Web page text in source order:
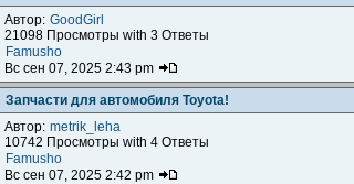
Автор: GoodGirl
21098 Просмотры with 3 Ответы
Famusho
Вс сен 07, 2025 2:43 pm
Запчасти для автомобиля Toyota!
Автор: metrik_leha
10742 Просмотры with 4 Ответы
Famusho
Вс сен 07, 2025 2:42 pm